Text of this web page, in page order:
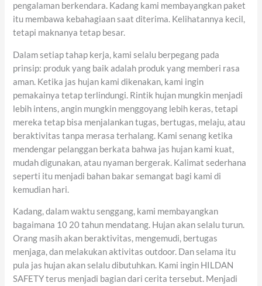
pengalaman berkendara. Kadang kami membayangkan paket
itu membawa kebahagiaan saat diterima. Kelihatannya kecil,
tetapi maknanya tetap besar.
Dalam setiap tahap kerja, kami selalu berpegang pada
prinsip: produk yang baik adalah produk yang memberi rasa
aman. Ketika jas hujan kami dikenakan, kami ingin
pemakainya tetap terlindungi. Rintik hujan mungkin menjadi
lebih intens, angin mungkin menggoyang lebih keras, tetapi
mereka tetap bisa menjalankan tugas, bertugas, melaju, atau
beraktivitas tanpa merasa terhalang. Kami senang ketika
mendengar pelanggan berkata bahwa jas hujan kami kuat,
mudah digunakan, atau nyaman bergerak. Kalimat sederhana
seperti itu menjadi bahan bakar semangat bagi kami di
kemudian hari.
Kadang, dalam waktu senggang, kami membayangkan
bagaimana 10 20 tahun mendatang. Hujan akan selalu turun.
Orang masih akan beraktivitas, mengemudi, bertugas
menjaga, dan melakukan aktivitas outdoor. Dan selama itu
pula jas hujan akan selalu dibutuhkan. Kami ingin HILDAN
SAFETY terus menjadi bagian dari cerita tersebut. Menjadi